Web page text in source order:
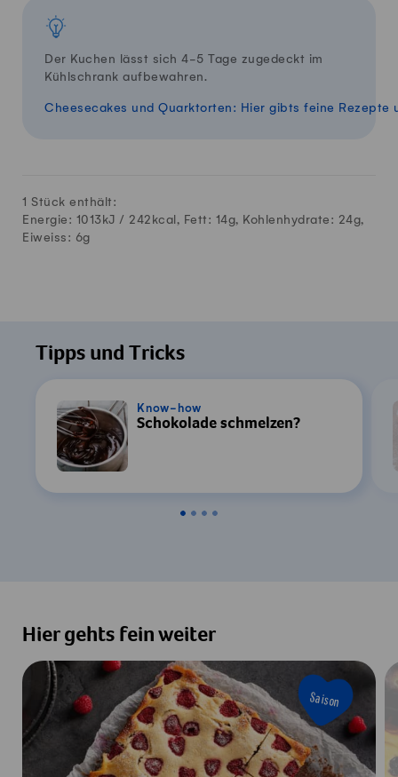
Der Kuchen lässt sich 4-5 Tage zugedeckt im
Kühlschrank aufbewahren.
Cheesecakes und Quarktorten: Hier gibts feine Rezepte
1 Stück enthält:
Energie: 1013kJ / 242 kcal, Fett: 14g, Kohlenhydrate: 24g,
Eiweiss: 6g
Tipps und Tricks
Know-how
Schokolade schmelzen?
Hier gehts fein weiter
Saison